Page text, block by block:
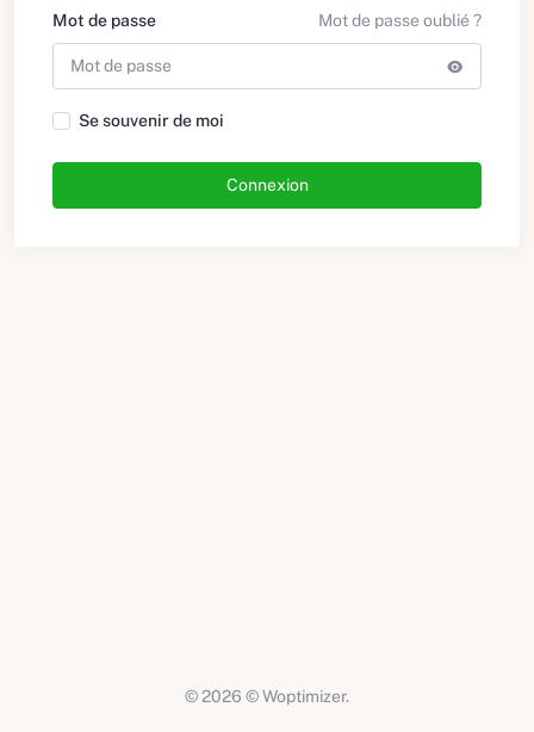
Mot de passe oublié ?
Mot de passe
Se souvenir de moi
Connexion
© 2026 © Woptimizer.